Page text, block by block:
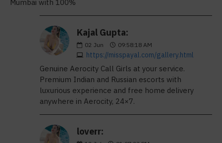
Mumbai with 100%
Kajal Gupta:
02 Jun 09:58:18 AM
https://misspayal.com/gallery.html
Genuine Aerocity Call Girls at your service.
Premium Indian and Russian escorts with
luxurious experience and free home delivery
anywhere in Aerocity, 24×7.
loverr: